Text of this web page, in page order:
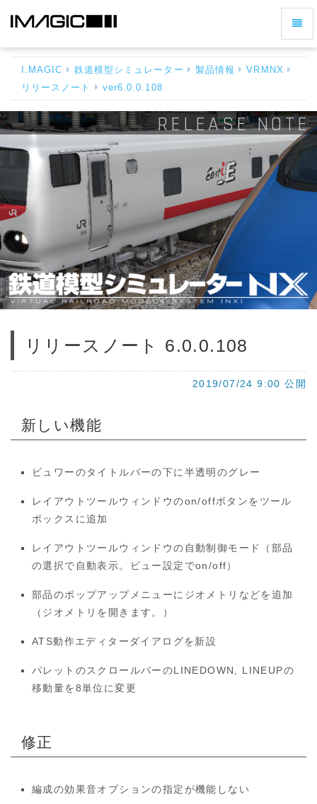
ー
ス
ー
ト
6.0.0.108
-
ム
へ
る
ナ
ビ
ョ
ン
の
切
I.MAGIC 鉄道模型シミュレーター 製品情報
VRMNX
リリースノート
ver6.0.0.108
RELEASE NOTE
リリースノート 6.0.0.108
2019/07/24 9:00 公開
新しい機能
ビュワーのタイトルバーの下に半透明のグレー
レイアウトツールウィンドウのon/offボタンをツール
ボックスに追加
レイアウトツールウィンドウの自動制御モード（部品
の選択で自動表示。ビュー設定でon/off）
部品のポップアップメニューにジオメトリなどを追加
（ジオメトリを開きます。）
ATS動作エディターダイアログを新設
パレットのスクロールバーのLINEDOWN, LINEUPの
移動量を8単位に変更
修正
編成の効果音オプションの指定が機能しない